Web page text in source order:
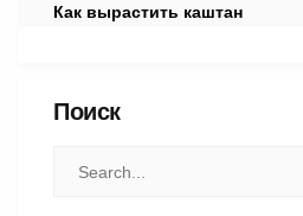
Как вырастить каштан
Поиск